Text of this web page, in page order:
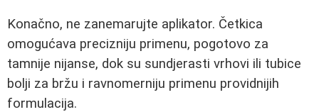
Konačno, ne zanemarujte aplikator. Četkica
omogućava precizniju primenu, pogotovo za
tamnije nijanse, dok su sundjerasti vrhovi ili tubice
bolji za bržu i ravnomerniju primenu providnijih
formulacija.